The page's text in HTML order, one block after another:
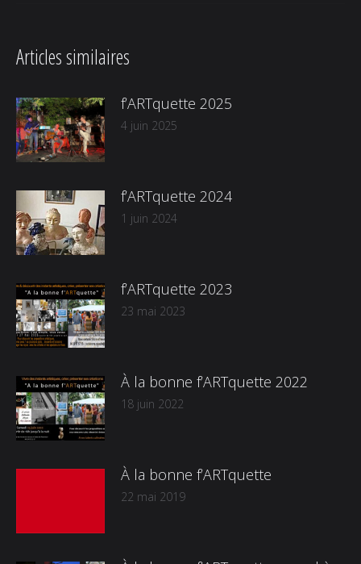
Articles similaires
f’ARTquette 2025
4 juin 2025
f’ARTquette 2024
1 juin 2024
f’ARTquette 2023
23 mai 2023
À la bonne f’ARTquette 2022
18 juin 2022
À la bonne f’ARTquette
22 mai 2019